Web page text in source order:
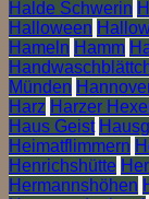
Halde Schwerin
Halloween
Hameln Hamm
Münden
Harz Harzer
Haus Geist
Heimatflimmern
Henrichshütte
Hermannshöhen